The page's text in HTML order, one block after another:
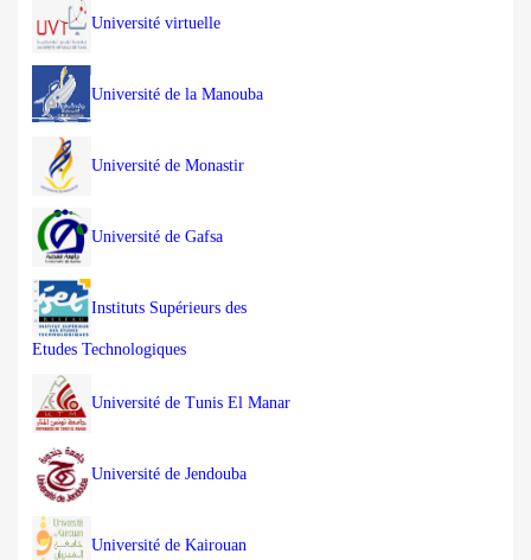
Université virtuelle
Université de la Manouba
Université de Monastir
Université de Gafsa
Instituts Supérieurs des
Etudes Technologiques
Université de Tunis El Manar
Université de Jendouba
Université de Kairouan